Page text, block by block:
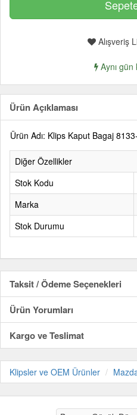
Alışveriş
Aynı
Ürün Açıklaması
Ürün Adı: Klips Kaput Bagaj
Diğer Özellikler
Stok Kodu
Marka
Stok Durumu
Taksit / Ödeme Seçenekleri
Ürün Yorumları
Kargo ve Teslimat
Klipsler ve OEM Ürünler